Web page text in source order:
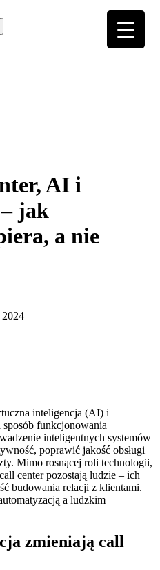
AI i
jak
a nie
2024
inteligencja (AI) i
sposób funkcjonowania
inteligentnych systemów
poprawić jakość obsługi
Mimo rosnącej roli technologii,
center pozostają ludzie – ich
budowania relacji z klientami.
a ludzkim
zmieniają call